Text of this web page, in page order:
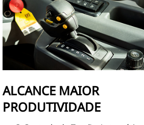
ALCANCE MAIOR
PRODUTIVIDADE